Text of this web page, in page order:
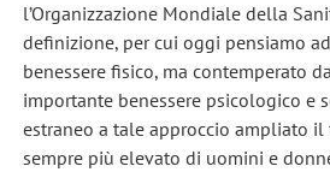
l’Organizzazione Mondiale della
definizione, per cui oggi pensiamo
benessere fisico, ma contemperato
importante benessere psicologico e
estraneo a tale approccio ampliato
sempre più elevato di uomini e